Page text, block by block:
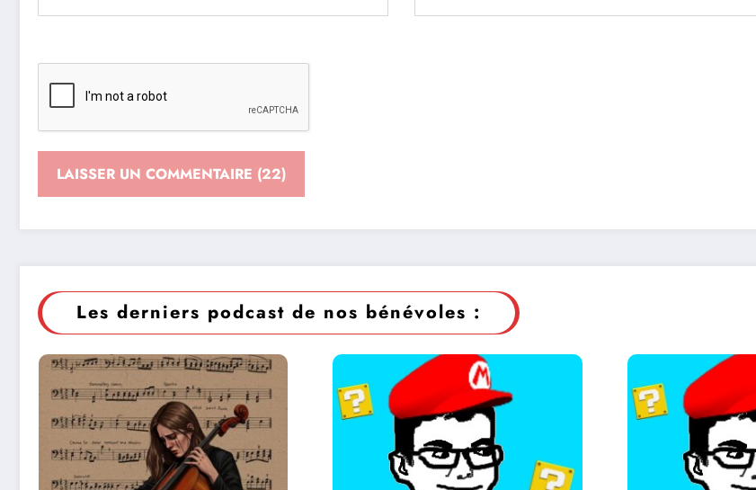
Les derniers podcast de nos bénévoles :